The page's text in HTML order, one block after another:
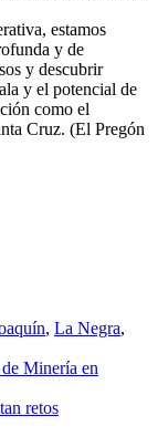
estamos
y de
y descubrir
y el potencial de
como el
Cruz. (El Pregón
, La Negra,
Minería en
retos